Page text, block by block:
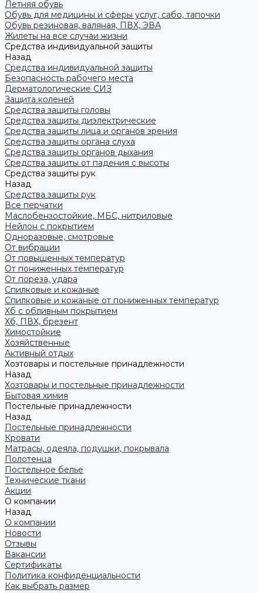
Летняя обувь
Обувь для медицины и сферы услуг, сабо, тапочки
Обувь резиновая, валяная, ПВХ, ЭВА
Жилеты на все случаи жизни
Средства индивидуальной защиты
Назад
Средства индивидуальной защиты
Безопасность рабочего места
Дерматологические СИЗ
Защита коленей
Средства защиты головы
Средства защиты диэлектрические
Средства защиты лица и органов зрения
Средства защиты органа слуха
Средства защиты органов дыхания
Средства защиты от падения с высоты
Средства защиты рук
Назад
Средства защиты рук
Все перчатки
Маслобензостойкие, МБС, нитриловые
Нейлон с покрытием
Одноразовые, смотровые
От вибрации
От повышенных температур
От пониженных температур
От пореза, удара
Спилковые и кожаные
Спилковые и кожаные от пониженных температур
Хб с обливным покрытием
Хб, ПВХ, брезент
Химостойкие
Хозяйственные
Активный отдых
Хозтовары и постельные принадлежности
Назад
Хозтовары и постельные принадлежности
Бытовая химия
Постельные принадлежности
Назад
Постельные принадлежности
Кровати
Матрасы, одеяла, подушки, покрывала
Полотенца
Постельное белье
Технические ткани
Акции
О компании
Назад
О компании
Новости
Отзывы
Вакансии
Сертификаты
Политика конфиденциальности
Как выбрать размер